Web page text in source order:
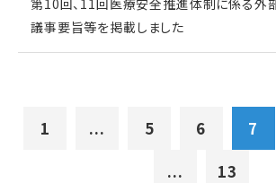
第10回、11回医療安全推進体制に係る外
議事要旨等を掲載しました
1 ... 5 6 7
...
13